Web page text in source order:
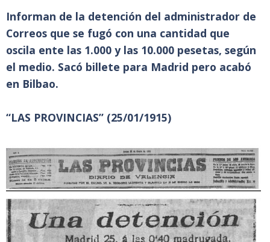
Informan de la detención del administrador de
Correos que se fugó con una cantidad que
oscila ente las 1.000 y las 10.000 pesetas, según
el medio. Sacó billete para Madrid pero acabó
en Bilbao.
“LAS PROVINCIAS” (25/01/1915)